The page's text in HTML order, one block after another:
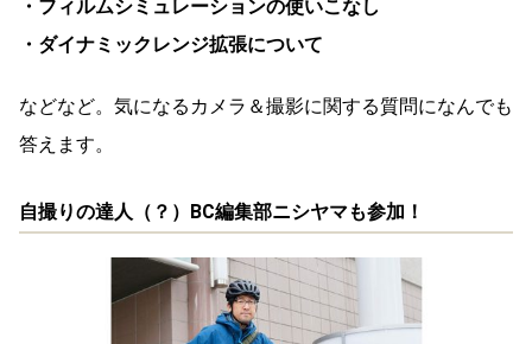
・フィルムシミュレーションの使いこなし
・ダイナミックレンジ拡張について
などなど。気になるカメラ＆撮影に関する質問になんでも
答えます。
自撮りの達人（？）BC編集部ニシヤマも参加！